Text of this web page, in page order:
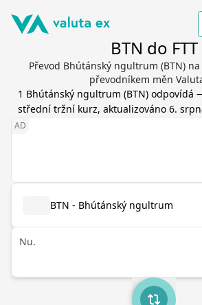
BTN do FTT
Převod Bhútánský ngultrum (BTN) na
převodníkem měn
1 Bhútánský ngultrum (BTN) odpovídá
střední tržní kurz, aktualizováno 6.
BTN - Bhútánský ngultrum
Nu.